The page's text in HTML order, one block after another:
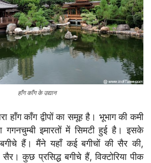
हाँग काँग के उद्यान
हाँग काँग द्वीपों का समूह है। भूभाग की कमी
इमारतों में सिमटी हुई है। इसके
हैं। मैंने यहाँ कई बगीचों की सैर की,
सैर। कुछ प्रसिद्ध बगीचे हैं, विक्टोरिया पीक